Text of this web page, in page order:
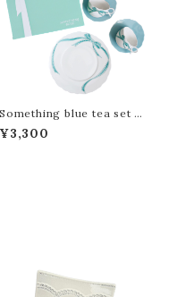
Something blue tea set /
サムシングブルーティーセット
¥3,300